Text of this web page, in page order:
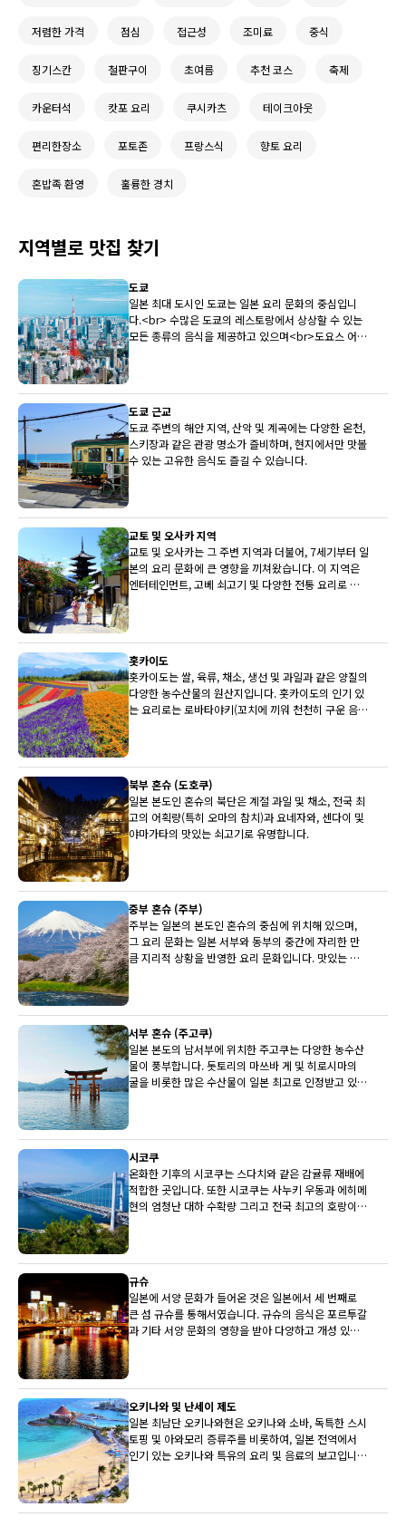
저렴한 가격 점심 접근성 조미료 중식
징기스칸 철판구이 초여름 추천 코스 축제
카운터석 캇포 요리 쿠시카츠 테이크아웃
편리한장소 포토존 프랑스식 향토 요리
혼밥족 환영 훌륭한 경치
지역별로 맛집 찾기
도쿄
일본 최대 도시인 도쿄는 일본 요리 문화의 중심입니
다.<br> 수많은 도쿄의 레스토랑에서 상상할 수 있는
모든 종류의 음식을 제공하고 있으며<br>도요스 어시
도쿄 근교
도쿄 주변의 해안 지역, 산악 및 계곡에는 다양한 온천,
스키장과 같은 관광 명소가 즐비하며, 현지에서만 맛볼
수 있는 고유한 음식도 즐길 수 있습니다.
교토 및 오사카 지역
교토 및 오사카는 그 주변 지역과 더불어, 7세기부터 일
본의 요리 문화에 큰 영향을 끼쳐왔습니다. 이 지역은
엔터테인먼트, 고베 쇠고기 및 다양한 전통 요리로 유
홋카이도
홋카이도는 쌀, 육류, 채소, 생선 및 과일과 같은 양질의
다양한 농수산물의 원산지입니다. 홋카이도의 인기 있
는 요리로는 로바타야키(꼬치에 끼워 천천히 구운 음
북부 혼슈 (도호쿠)
일본 본도인 혼슈의 북단은 계절 과일 및 채소, 전국 최
고의 어획량(특히 오마의 참치)과 요네자와, 센다이 및
야마가타의 맛있는 쇠고기로 유명합니다.
중부 혼슈 (주부)
주부는 일본의 본도인 혼슈의 중심에 위치해 있으며,
그 요리 문화는 일본 서부와 동부의 중간에 자리한 만
큼 지리적 상황을 반영한 요리 문화입니다. 맛있는 히
서부 혼슈 (주고쿠)
일본 본도의 남서부에 위치한 주고쿠는 다양한 농수산
물이 풍부합니다. 돗토리의 마쓰바 게 및 히로시마의
굴을 비롯한 많은 수산물이 일본 최고로 인정받고 있습
시코쿠
온화한 기후의 시코쿠는 스다치와 같은 감귤류 재배에
적합한 곳입니다. 또한 시코쿠는 사누키 우동과 에히메
현의 엄청난 대하 수확량 그리고 전국 최고의 호랑이
규슈
일본에 서양 문화가 들어온 것은 일본에서 세 번째로
큰 섬 규슈를 통해서였습니다. 규슈의 음식은 포르투갈
과 기타 서양 문화의 영향을 받아 다양하고 개성 있는
오키나와 및 난세이 제도
일본 최남단 오키나와현은 오키나와 소바, 독특한 스시
토핑 및 아와모리 증류주를 비롯하여, 일본 전역에서
인기 있는 오키나와 특유의 요리 및 음료의 보고입니